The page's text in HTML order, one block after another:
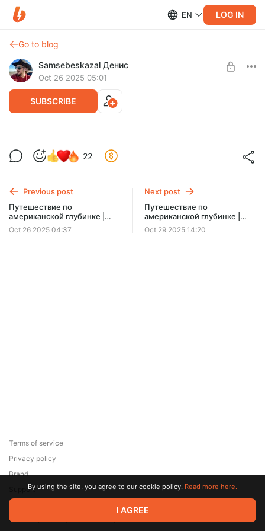
EN LOG IN
Go to blog
Samsebeskazal Денис
Oct 26 2025 05:01
SUBSCRIBE
Путешествие по американской глубинке
| Вудсток, Вермонт: очаровательный, но
Прогулка по очаровательному, но очень дорогому городку
Вудсток, который был сохранен благодаря деньгам семьи
Рокфеллеров.
Level required:
UNLOCK POST
22
Previous post
Путешествие по
американской глубинке |
Вудсток, Вермонт:
очаровательный, но очень
Oct 26 2025 04:37
Next post
Путешествие по
американской глубинке |
Зачем в Вермонте
подключают трубки к
Oct 29 2025 14:20
© 2026 Zaya Solutions Limited. All rights reserved. All trademarks
are the property of their respective owners.
Terms of service
Privacy policy
Brand
SupportBy using the site, you agree to our cookie policy. Read more here.
I AGREE